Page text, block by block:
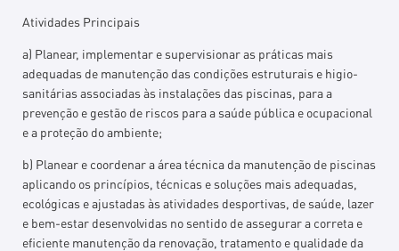
Atividades Principais
a) Planear, implementar e supervisionar as práticas mais
adequadas de manutenção das condições estruturais e higio-
sanitárias associadas às instalações das piscinas, para a
prevenção e gestão de riscos para a saúde pública e ocupacional
e a proteção do ambiente;
b) Planear e coordenar a área técnica da manutenção de piscinas
aplicando os princípios, técnicas e soluções mais adequadas,
ecológicas e ajustadas às atividades desportivas, de saúde, lazer
e bem-estar desenvolvidas no sentido de assegurar a correta e
eficiente manutenção da renovação, tratamento e qualidade da